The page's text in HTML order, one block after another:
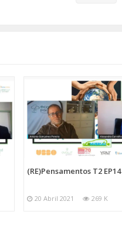
(RE)Pensamentos T2 EP14
20 Abril 2021 269 K